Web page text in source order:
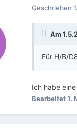
Geschrieben
Am
Für H/B/
Ich habe
Bearbeitet1.